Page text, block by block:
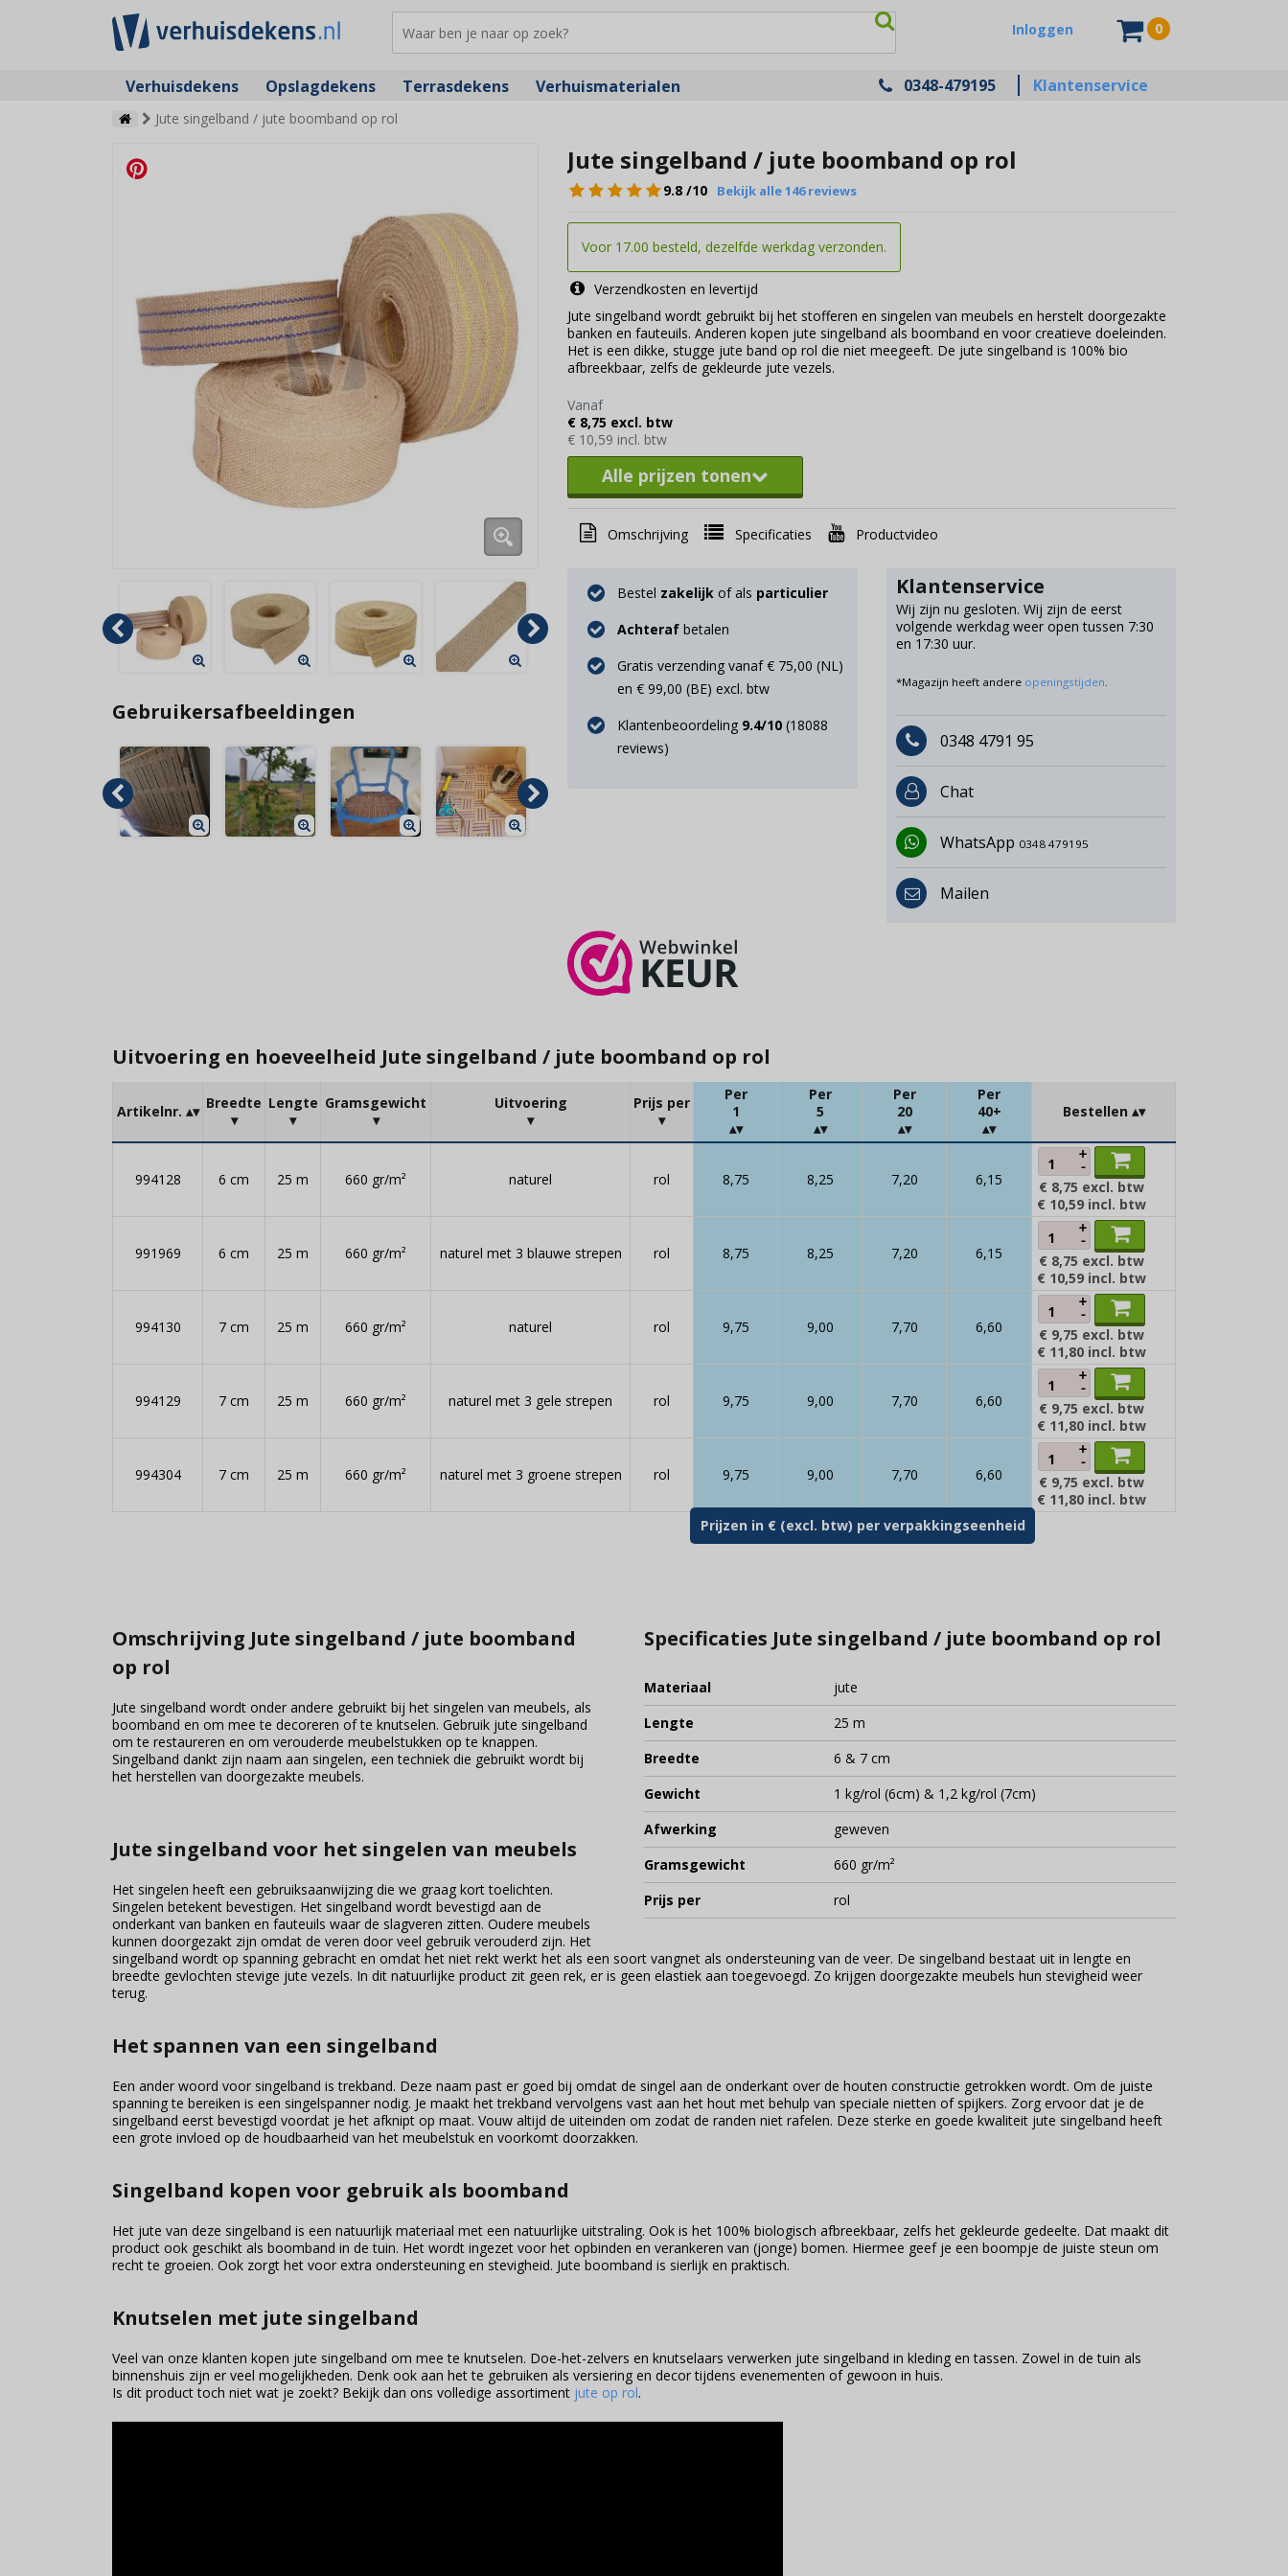
Inloggen 0
Verhuisdekens Opslagdekens Terrasdekens Verhuismaterialen 0348-479195 Klantenservice
Jute singelband / jute boomband op rol
Gebruikersafbeeldingen
Jute singelband / jute boomband op rol
9.8 /10 Bekijk alle 146 reviews
Voor 17.00 besteld, dezelfde werkdag verzonden.
Verzendkosten en levertijd
Jute singelband wordt gebruikt bij het stofferen en singelen van meubels en herstelt doorgezakte
banken en fauteuils. Anderen kopen jute singelband als boomband en voor creatieve doeleinden.
Het is een dikke, stugge jute band op rol die niet meegeeft. De jute singelband is 100% bio
afbreekbaar, zelfs de gekleurde jute vezels.
Vanaf
€ 8,75 excl. btw
€ 10,59 incl. btw
Alle prijzen tonen
Omschrijving Specificaties Productvideo
Bestel zakelijk of als particulier
Achteraf betalen
Gratis verzending vanaf € 75,00 (NL)
en € 99,00 (BE) excl. btw
Klantenbeoordeling 9.4/10 (18088
reviews)
Klantenservice
Wij zijn nu gesloten. Wij zijn de eerst
volgende werkdag weer open tussen 7:30
en 17:30 uur.
*Magazijn heeft andere openingstijden
0348 4791 95
Chat
WhatsApp 0348 479195
Mailen
Uitvoering en hoeveelheid Jute singelband / jute boomband op rol
Prijzen in € (excl. btw) per verpakkingseenheid
Artikelnr. Breedte Lengte Gramsgewicht Uitvoering Prijs per
Per
1
Per
5
Per
20
Per
40+
Bestellen
994128 6 cm 25 m 660 gr/m² naturel rol 8,75 8,25 7,20 6,15
+
-
€ 8,75 excl. btw
€ 10,59 incl. btw
991969 6 cm 25 m 660 gr/m² naturel met 3 blauwe strepen rol 8,75 8,25 7,20 6,15
+
-
€ 8,75 excl. btw
€ 10,59 incl. btw
994130 7 cm 25 m 660 gr/m² naturel rol 9,75 9,00 7,70 6,60
+
-
€ 9,75 excl. btw
€ 11,80 incl. btw
994129 7 cm 25 m 660 gr/m² naturel met 3 gele strepen rol 9,75 9,00 7,70 6,60
+
-
€ 9,75 excl. btw
€ 11,80 incl. btw
994304 7 cm 25 m 660 gr/m² naturel met 3 groene strepen rol 9,75 9,00 7,70 6,60
+
-
€ 9,75 excl. btw
€ 11,80 incl. btw
Specificaties Jute singelband / jute boomband op rol
Materiaal
jute
Lengte
25 m
Breedte
6 & 7 cm
Gewicht
1 kg/rol (6cm) & 1,2 kg/rol (7cm)
Afwerking
geweven
Gramsgewicht
660 gr/m²
Prijs per
rol
Omschrijving Jute singelband / jute boomband
op rol
Jute singelband wordt onder andere gebruikt bij het singelen van meubels, als
boomband en om mee te decoreren of te knutselen. Gebruik jute singelband
om te restaureren en om verouderde meubelstukken op te knappen.
Singelband dankt zijn naam aan singelen, een techniek die gebruikt wordt bij
het herstellen van doorgezakte meubels.
Jute singelband voor het singelen van meubels
Het singelen heeft een gebruiksaanwijzing die we graag kort toelichten.
Singelen betekent bevestigen. Het singelband wordt bevestigd aan de
onderkant van banken en fauteuils waar de slagveren zitten. Oudere meubels
kunnen doorgezakt zijn omdat de veren door veel gebruik verouderd zijn. Het
singelband wordt op spanning gebracht en omdat het niet rekt werkt het als een soort vangnet als ondersteuning van de veer. De singelband bestaat uit in lengte en
breedte gevlochten stevige jute vezels. In dit natuurlijke product zit geen rek, er is geen elastiek aan toegevoegd. Zo krijgen doorgezakte meubels hun stevigheid weer
terug.
Het spannen van een singelband
Een ander woord voor singelband is trekband. Deze naam past er goed bij omdat de singel aan de onderkant over de houten constructie getrokken wordt. Om de juiste
spanning te bereiken is een singelspanner nodig. Je maakt het trekband vervolgens vast aan het hout met behulp van speciale nietten of spijkers. Zorg ervoor dat je de
singelband eerst bevestigd voordat je het afknipt op maat. Vouw altijd de uiteinden om zodat de randen niet rafelen. Deze sterke en goede kwaliteit jute singelband heeft
een grote invloed op de houdbaarheid van het meubelstuk en voorkomt doorzakken.
Singelband kopen voor gebruik als boomband
Het jute van deze singelband is een natuurlijk materiaal met een natuurlijke uitstraling. Ook is het 100% biologisch afbreekbaar, zelfs het gekleurde gedeelte. Dat maakt dit
product ook geschikt als boomband in de tuin. Het wordt ingezet voor het opbinden en verankeren van (jonge) bomen. Hiermee geef je een boompje de juiste steun om
recht te groeien. Ook zorgt het voor extra ondersteuning en stevigheid. Jute boomband is sierlijk en praktisch.
Knutselen met jute singelband
Veel van onze klanten kopen jute singelband om mee te knutselen. Doe-het-zelvers en knutselaars verwerken jute singelband in kleding en tassen. Zowel in de tuin als
binnenshuis zijn er veel mogelijkheden. Denk ook aan het te gebruiken als versiering en decor tijdens evenementen of gewoon in huis.
Is dit product toch niet wat je zoekt? Bekijk dan ons volledige assortiment jute op rol.